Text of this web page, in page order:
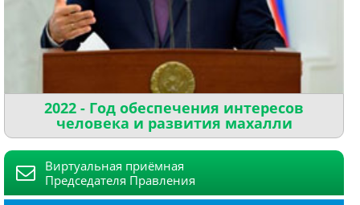
2022 - Год обеспечения интересов
человека и развития махалли
Виртуальная приёмная
Председателя Правления